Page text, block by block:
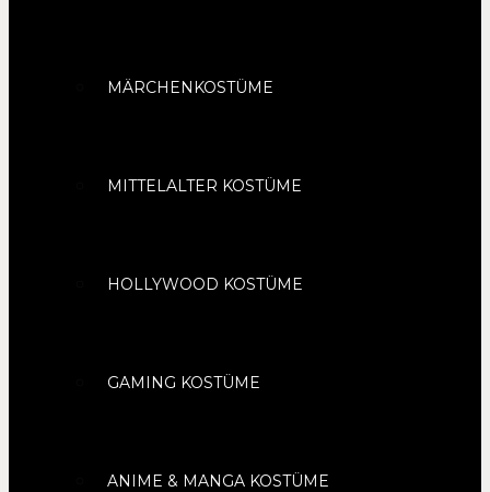
MÄRCHENKOSTÜME
MITTELALTER KOSTÜME
HOLLYWOOD KOSTÜME
GAMING KOSTÜME
ANIME & MANGA KOSTÜME